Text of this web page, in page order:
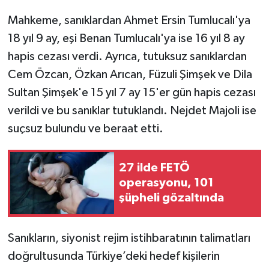
Mahkeme, sanıklardan Ahmet Ersin Tumlucalı'ya
18 yıl 9 ay, eşi Benan Tumlucalı'ya ise 16 yıl 8 ay
hapis cezası verdi. Ayrıca, tutuksuz sanıklardan
Cem Özcan, Özkan Arıcan, Füzuli Şimşek ve Dila
Sultan Şimşek'e 15 yıl 7 ay 15'er gün hapis cezası
verildi ve bu sanıklar tutuklandı. Nejdet Majoli ise
suçsuz bulundu ve beraat etti.
27 ilde FETÖ
operasyonu, 101
şüpheli gözaltında
Sanıkların, siyonist rejim istihbaratının talimatları
doğrultusunda Türkiye’deki hedef kişilerin